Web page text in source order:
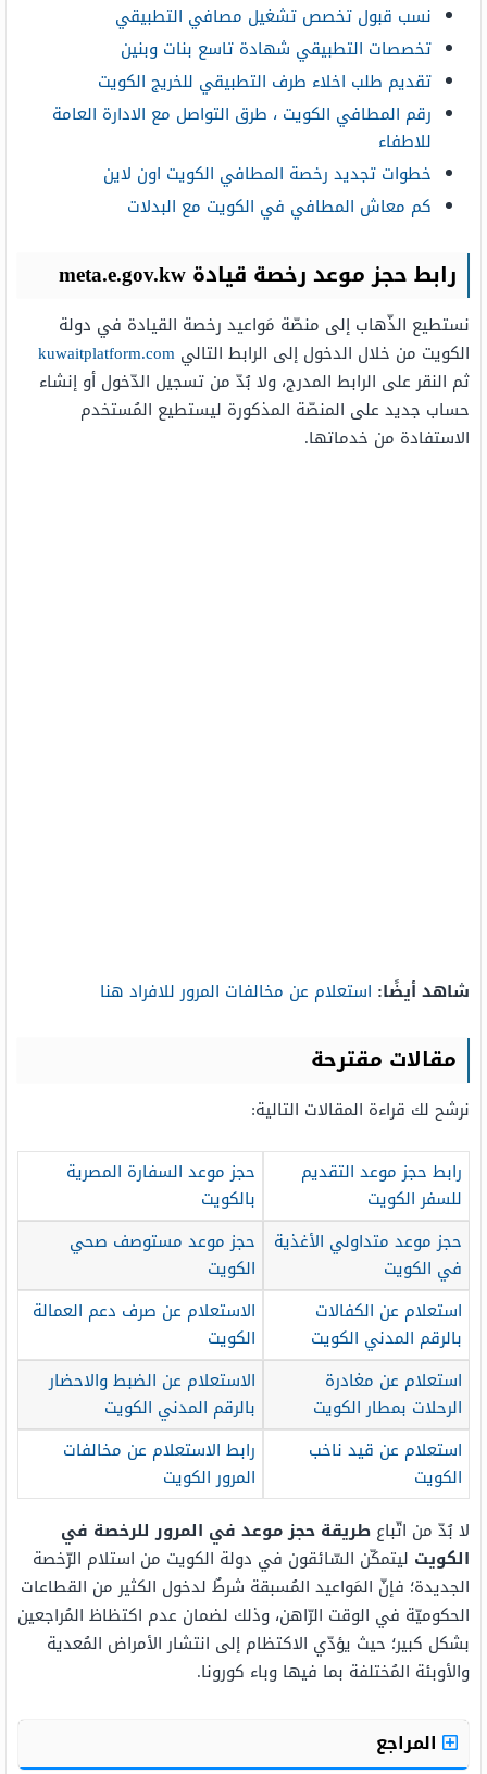
نسب قبول تخصص تشغيل مصافي التطبيقي
تخصصات التطبيقي شهادة تاسع بنات وبنين
تقديم طلب اخلاء طرف التطبيقي للخريج الكويت
رقم المطافي الكويت ، طرق التواصل مع الادارة العامة
للاطفاء
خطوات تجديد رخصة المطافي الكويت اون لاين
كم معاش المطافي في الكويت مع البدلات
رابط حجز موعد رخصة قيادة meta.e.gov.kw
نستطيع الذّهاب إلى منصّة مَواعيد رخصة القيادة في دولة
الكويت من خلال الدخول إلى الرابط التالي kuwaitplatform.com
ثم النقر على الرابط المدرج، ولا بُدّ من تسجيل الدّخول أو إنشاء
حساب جديد على المنصّة المذكورة ليستطيع المُستخدم
الاستفادة من خدماتها.
شاهد أيضًا: استعلام عن مخالفات المرور للافراد هنا
مقالات مقترحة
نرشح لك قراءة المقالات التالية:
رابط حجز موعد التقديم
للسفر الكويت
حجز موعد السفارة المصرية
بالكويت
حجز موعد متداولي الأغذية
في الكويت
حجز موعد مستوصف صحي
الكويت
استعلام عن الكفالات
بالرقم المدني الكويت
الاستعلام عن صرف دعم العمالة
الكويت
استعلام عن مغادرة
الرحلات بمطار الكويت
الاستعلام عن الضبط والاحضار
بالرقم المدني الكويت
استعلام عن قيد ناخب
الكويت
رابط الاستعلام عن مخالفات
المرور الكويت
لا بُدّ من اتّباع طريقة حجز موعد في المرور للرخصة في
الكويت ليتمكّن السّائقون في دولة الكويت من استلام الرّخصة
الجديدة؛ فإنّ المَواعيد المُسبقة شرطٌ لدخول الكثير من القطاعات
الحكوميّة في الوقت الرّاهن، وذلك لضمان عدم اكتظاظ المُراجعين
بشكل كبير؛ حيث يؤدّي الاكتظام إلى انتشار الأمراض المُعدية
والأوبئة المُختلفة بما فيها وباء كورونا.
المراجع